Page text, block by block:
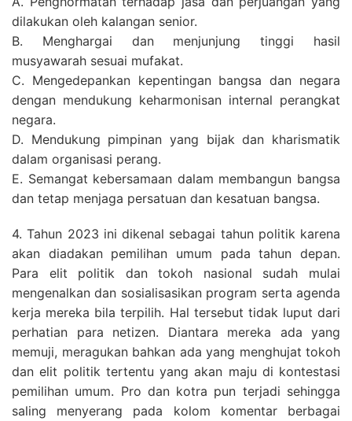
dilakukan oleh kalangan senior.
B. Menghargai dan menjunjung tinggi hasil
musyawarah sesuai mufakat.
C. Mengedepankan kepentingan bangsa dan negara
dengan mendukung keharmonisan internal perangkat
negara.
D. Mendukung pimpinan yang bijak dan kharismatik
dalam organisasi perang.
E. Semangat kebersamaan dalam membangun bangsa
dan tetap menjaga persatuan dan kesatuan bangsa.
4. Tahun 2023 ini dikenal sebagai tahun politik karena
akan diadakan pemilihan umum pada tahun depan.
Para elit politik dan tokoh nasional sudah mulai
mengenalkan dan sosialisasikan program serta agenda
kerja mereka bila terpilih. Hal tersebut tidak luput dari
perhatian para netizen. Diantara mereka ada yang
memuji, meragukan bahkan ada yang menghujat tokoh
dan elit politik tertentu yang akan maju di kontestasi
pemilihan umum. Pro dan kotra pun terjadi sehingga
saling menyerang pada kolom komentar berbagai